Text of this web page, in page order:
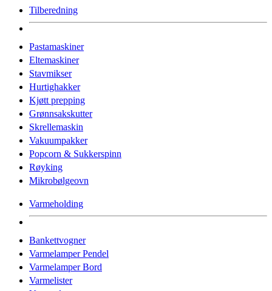
Tilberedning
Pastamaskiner
Eltemaskiner
Stavmikser
Hurtighakker
Kjøtt prepping
Grønnsakskutter
Skrellemaskin
Vakuumpakker
Popcorn & Sukkerspinn
Røyking
Mikrobølgeovn
Varmeholding
Bankettvogner
Varmelamper Pendel
Varmelamper Bord
Varmelister